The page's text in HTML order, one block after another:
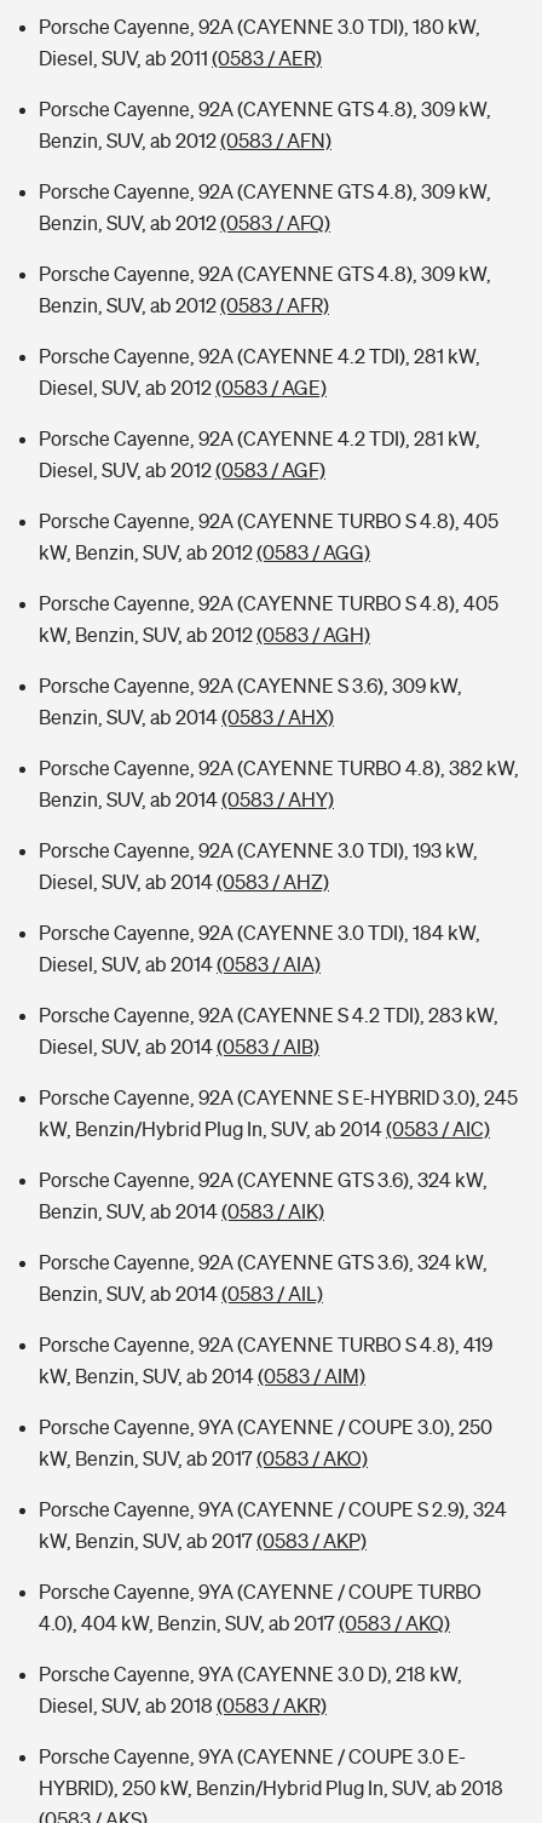
Porsche Cayenne, 92A (CAYENNE 3.0 TDI), 180 kW,
Diesel, SUV, ab 2011 (0583 / AER)
Porsche Cayenne, 92A (CAYENNE GTS 4.8), 309 kW,
Benzin, SUV, ab 2012(0583 / AFN)
Porsche Cayenne, 92A (CAYENNE GTS 4.8), 309 kW,
Benzin, SUV, ab 2012(0583 / AFQ)
Porsche Cayenne, 92A (CAYENNE GTS 4.8), 309 kW,
Benzin, SUV, ab 2012(0583 / AFR)
Porsche Cayenne, 92A (CAYENNE 4.2 TDI), 281 kW,
Diesel, SUV, ab 2012(0583 / AGE)
Porsche Cayenne, 92A (CAYENNE 4.2 TDI), 281 kW,
Diesel, SUV, ab 2012(0583 / AGF)
Porsche Cayenne, 92A (CAYENNE TURBO S 4.8), 405
kW, Benzin, SUV, ab 2012(0583 / AGG)
Porsche Cayenne, 92A (CAYENNE TURBO S 4.8), 405
kW, Benzin, SUV, ab 2012(0583 / AGH)
Porsche Cayenne, 92A (CAYENNE S 3.6), 309 kW,
Benzin, SUV, ab 2014(0583 / AHX)
Porsche Cayenne, 92A (CAYENNE TURBO 4.8), 382 kW,
Benzin, SUV, ab 2014(0583 / AHY)
Porsche Cayenne, 92A (CAYENNE 3.0 TDI), 193 kW,
Diesel, SUV, ab 2014(0583 / AHZ)
Porsche Cayenne, 92A (CAYENNE 3.0 TDI), 184 kW,
Diesel, SUV, ab 2014(0583 / AIA)
Porsche Cayenne, 92A (CAYENNE S 4.2 TDI), 283 kW,
Diesel, SUV, ab 2014(0583 / AIB)
Porsche Cayenne, 92A (CAYENNE S E-HYBRID 3.0), 245
kW, Benzin/Hybrid Plug In, SUV, ab 2014(0583 / AIC)
Porsche Cayenne, 92A (CAYENNE GTS 3.6), 324 kW,
Benzin, SUV, ab 2014(0583 / AIK)
Porsche Cayenne, 92A (CAYENNE GTS 3.6), 324 kW,
Benzin, SUV, ab 2014(0583 / AIL)
Porsche Cayenne, 92A (CAYENNE TURBO S 4.8), 419
kW, Benzin, SUV, ab 2014(0583 / AIM)
Porsche Cayenne, 9YA (CAYENNE / COUPE 3.0), 250
kW, Benzin, SUV, ab 2017(0583 / AKO)
Porsche Cayenne, 9YA (CAYENNE / COUPE S 2.9), 324
kW, Benzin, SUV, ab 2017(0583 / AKP)
Porsche Cayenne, 9YA (CAYENNE / COUPE TURBO
4.0), 404 kW, Benzin, SUV, ab 2017(0583 / AKQ)
Porsche Cayenne, 9YA (CAYENNE 3.0 D), 218 kW,
Diesel, SUV, ab 2018 (0583 / AKR)
Porsche Cayenne, 9YA (CAYENNE / COUPE 3.0 E-
HYBRID), 250 kW, Benzin/Hybrid Plug In, SUV, ab 2018